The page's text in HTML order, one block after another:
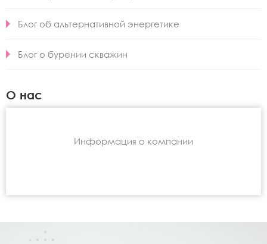
Блог об альтернативной энергетике
Блог о бурении скважин
О нас
Информация о компании